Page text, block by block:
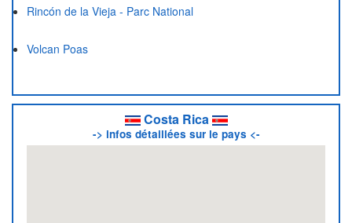
Rincón de la Vieja - Parc National
Volcan Poas
Costa Rica
-> infos détaillées sur le pays <-